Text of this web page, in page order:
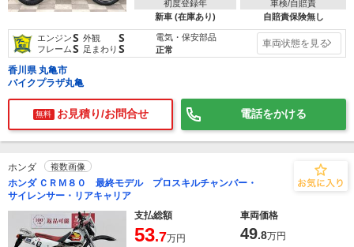
初度登録年
新車 (在庫あり)
車検/自賠責
自賠責保険無し
エンジンS 外観 S
フレームS 足まわり S
電気・保安部品
正常
車両状態を見る
香川県 丸亀市
バイクプラザ丸亀
無料 お見積り/お問合せ 電話をかける
ホンダ 複数画像
ホンダ ＣＲＭ８０ 最終モデル プロスキルチャンバー・
サイレンサー・リアキャリア
支払総額
車両価格
53.7万円 49.8万円